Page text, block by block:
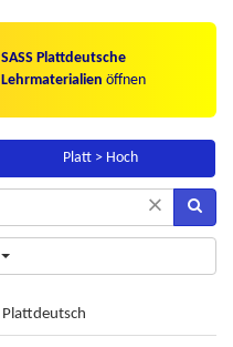
SASS Plattdeutsche
Lehrmaterialien öffnen
Platt > Hoch
×
Plattdeutsch